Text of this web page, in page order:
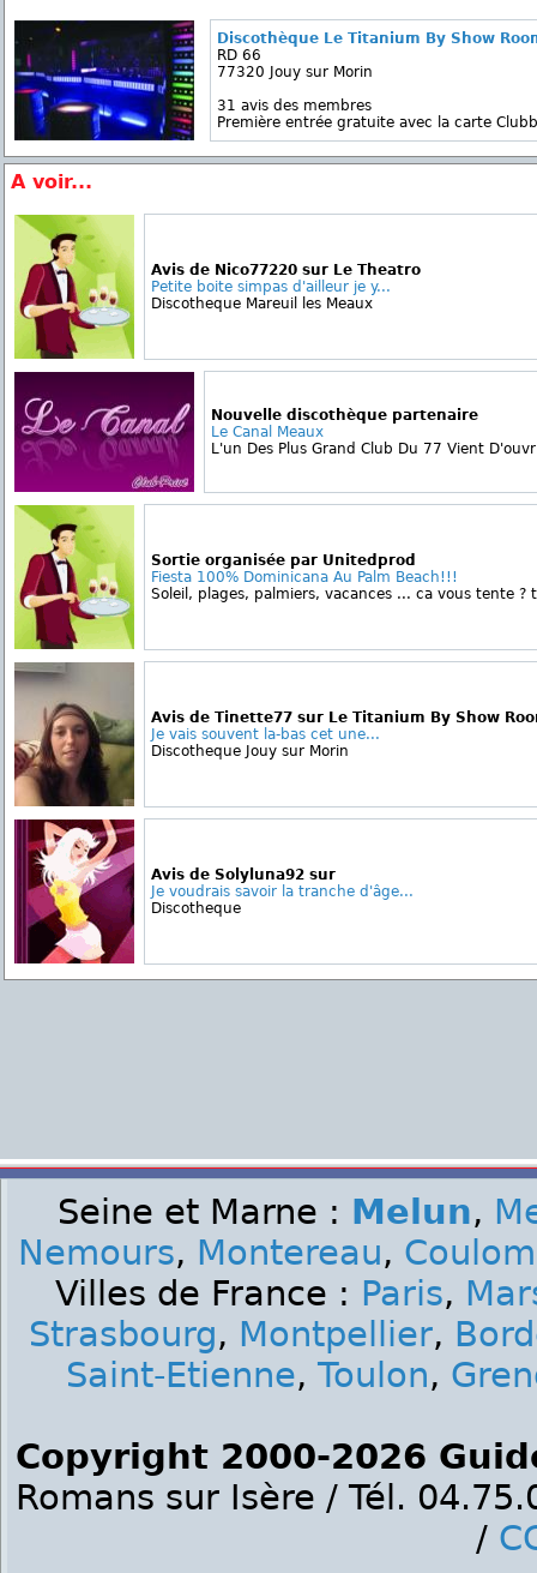
Discothèque Le Titanium By Show
RD 66
77320 Jouy sur Morin
31 avis des membres
Première entrée gratuite avec la carte
A voir...
Avis de Nico77220 sur Le Theatro
Petite boite simpas d'ailleur je y...
Discotheque Mareuil les Meaux
Nouvelle discothèque partenaire
Le Canal Meaux
L'un Des Plus Grand Club Du 77 Vient
Sortie organisée par Unitedprod
Fiesta 100% Dominicana Au Palm Beach!!!
Soleil, plages, palmiers, vacances ... ca vous tente ?
Avis de Tinette77 sur Le Titanium By Show
Je vais souvent la-bas cet une...
Discotheque Jouy sur Morin
Avis de Solyluna92 sur
Je voudrais savoir la tranche d'âge...
Discotheque
Seine et Marne : Melun,
Nemours, Montereau,
Villes de France : Paris,
Strasbourg, Montpellier,
Saint-Etienne, Toulon,
Copyright 2000-2026
Romans sur Isère / Tél.
/